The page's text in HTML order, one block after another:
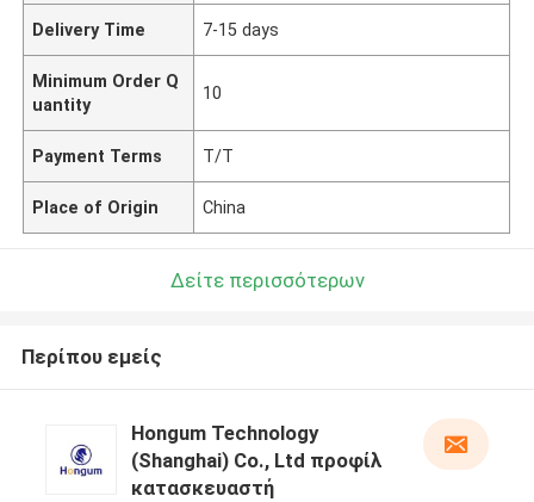
Delivery Time 7-15 days
Minimum Order Q
uantity
10
Payment Terms T/T
Place of Origin China
Δείτε περισσότερων
Περίπου εμείς
Hongum Technology
(Shanghai) Co., Ltd προφίλ
κατασκευαστή